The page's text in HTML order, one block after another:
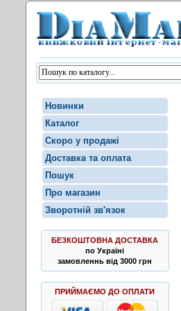
Новинки
Каталог
Скоро у продажі
Доставка та оплата
Пошук
Про магазин
Зворотній зв'язок
БЕЗКОШТОВНА ДОСТАВКА
по Україні
замовленнь від 3000 грн
ПРИЙМАЄМО ДО ОПЛАТИ